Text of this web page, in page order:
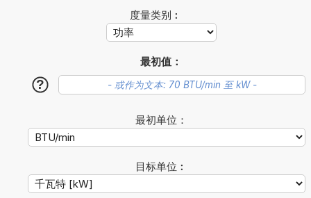
度量类别︰
最初值：
?
最初单位：
目标单位︰